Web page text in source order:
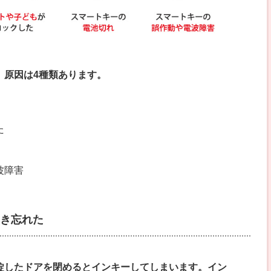
因は4種類あります。
障害
忘れた
たドアを閉めるとインキーしてしまいます。イン